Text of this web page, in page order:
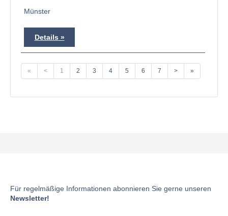
Münster
Details
« < 1 2 3 4 5 6 7 > »
Für regelmäßige Informationen abonnieren Sie gerne unseren
Newsletter!